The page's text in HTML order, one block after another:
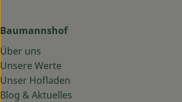
Baumannshof
Über uns
Unsere Werte
Unser Hofladen
Blog & Aktuelles